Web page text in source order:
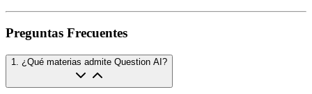
Preguntas Frecuentes
1. ¿Qué materias admite Question AI?